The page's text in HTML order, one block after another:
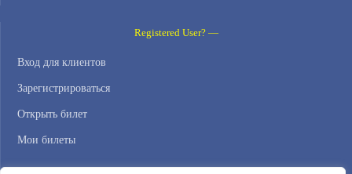
Registered User? —
Вход для клиентов
Зарегистрироваться
Открыть билет
Мои билеты